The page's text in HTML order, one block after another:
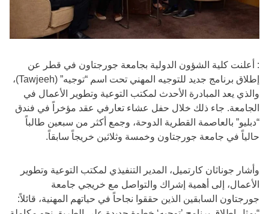
: أعلنت كلية الشؤون الدولية بجامعة جورجتاون في قطر عن
إطلاق برنامج جديد للتوجيه المهني تحت اسم “توجيه” (Tawjeeh)،
والذي يعد المبادرة الأحدث لمكتب التوعية وتطوير الأعمال في
الجامعة. جاء ذلك خلال حفل عشاء تعارفي عقد مؤخراً في فندق
“دبليو” بالعاصمة القطرية الدوحة، وجمع أكثر من سبعين طالباً
حالياً في جامعة جورجتاون وخمسة وثلاثين خريجاً سابقاً.
وأشار جوناثان كارتميل، المدير التنفيذي لمكتب التوعية وتطوير
الأعمال، إلى أهمية إشراك والتواصل مع خريجي جامعة
جورجتاون السابقين الذين حققوا نجاحاً في حياتهم المهنية، قائلاً: